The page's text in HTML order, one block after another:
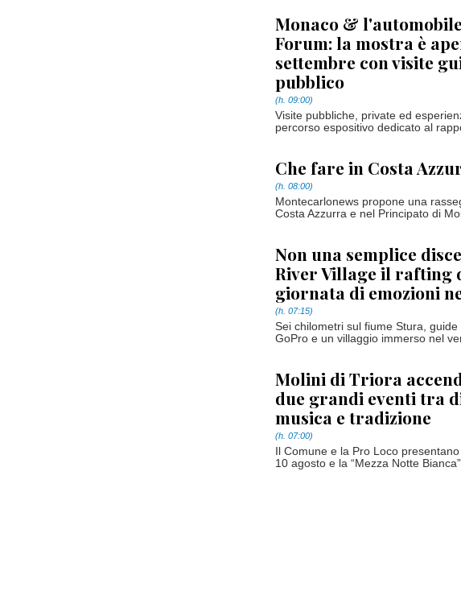
Monaco &
Forum: la mostra è
settembre con visite
pubblico
(h. 09:00)
Visite pubbliche, private ed
percorso espositivo dedicato al
Che fare in Costa
(h. 08:00)
Montecarlonews propone una
Costa Azzurra e nel Principato di
Non una semplice
River Village il rafting
giornata di emozioni
(h. 07:15)
Sei chilometri sul fiume Stura,
GoPro e un villaggio immerso nel
Molini di Triora
due grandi eventi tra
musica e tradizione
(h. 07:00)
Il Comune e la Pro Loco
10 agosto e la “Mezza Notte